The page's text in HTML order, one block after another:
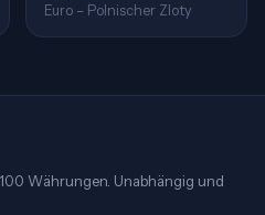
Euro – Polnischer Zloty
Währungen. Unabhängig und